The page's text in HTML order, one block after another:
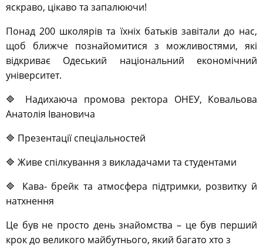
яскраво, цікаво та запалюючи!
Понад 200 школярів та їхніх батьків завітали до нас,
щоб ближче познайомитися з можливостями, які
відкриває Одеський національний економічний
університет.
🔷 Надихаюча промова ректора ОНЕУ, Ковальова
Анатолія Івановича
🔷 Презентації спеціальностей
🔷 Живе спілкування з викладачами та студентами
🔷 Кава- брейк та атмосфера підтримки, розвитку й
натхнення
Це був не просто день знайомства – це був перший
крок до великого майбутнього, який багато хто з